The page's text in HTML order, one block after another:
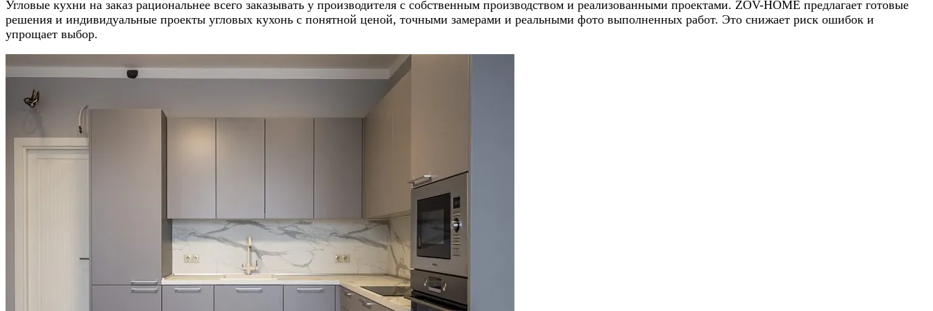
Угловые кухни на заказ рациональнее всего заказывать у производителя с собственным производством и реализованными проектами. ZOV-HOME предлагает готовые
решения и индивидуальные проекты угловых кухонь с понятной ценой, точными замерами и реальными фото выполненных работ. Это снижает риск ошибок и
упрощает выбор.